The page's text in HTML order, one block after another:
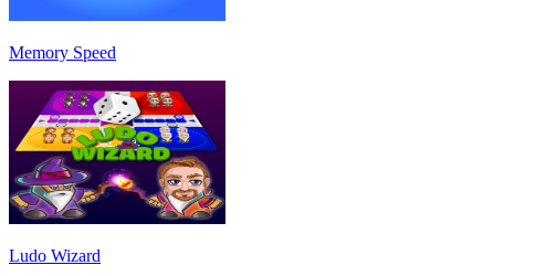
Memory Speed
Ludo Wizard